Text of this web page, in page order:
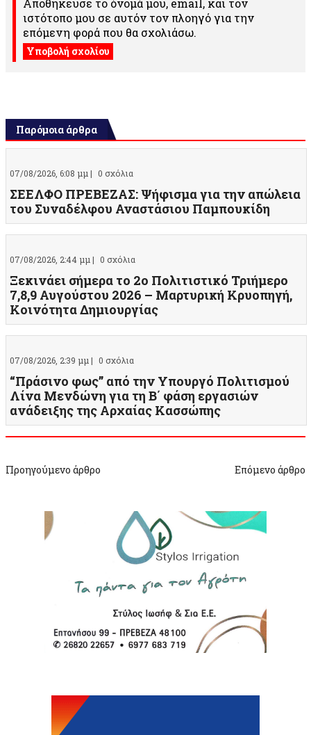
ιστότοπο μου σε αυτόν τον πλοηγό για την
επόμενη φορά που θα σχολιάσω.
Παρόμοια άρθρα
07/08/2026, 6:08 μμ | 0 σχόλια
ΣΕΕΛΦΟ ΠΡΕΒΕΖΑΣ: Ψήφισμα για την απώλεια
του Συναδέλφου Αναστάσιου Παμπουκίδη
07/08/2026, 2:44 μμ | 0 σχόλια
Ξεκινάει σήμερα το 2ο Πολιτιστικό Τριήμερο
7,8,9 Αυγούστου 2026 – Μαρτυρική Κρυοπηγή,
Κοινότητα Δημιουργίας
07/08/2026, 2:39 μμ | 0 σχόλια
“Πράσινο φως” από την Υπουργό Πολιτισμού
Λίνα Μενδώνη για τη Β΄ φάση εργασιών
ανάδειξης της Αρχαίας Κασσώπης
Προηγούμενο άρθρο Επόμενο άρθρο